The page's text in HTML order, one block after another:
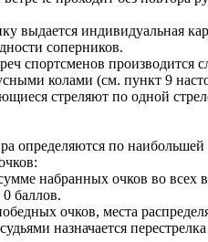
выдается индивидуальная
соперников.
спортсменов производится
колами (см. пункт 9
стреляют по одной
определяются по
набранных очков во всех
баллов.
очков, места
назначается